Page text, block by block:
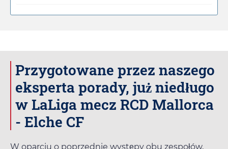
Przygotowane przez naszego
eksperta porady, już niedługo
w LaLiga mecz RCD Mallorca
- Elche CF
W oparciu o poprzednie występy obu zespołów,